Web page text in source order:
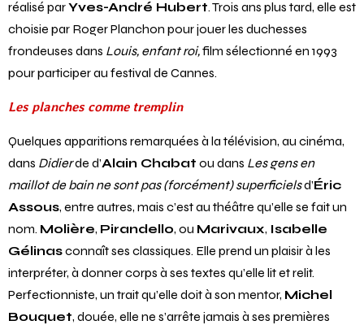
réalisé parYves-André Hubert. Trois ans plus tard, elle est
choisie par Roger Planchon pour jouer les duchesses
frondeuses dans Louis, enfant roi,film sélectionné en 1993
pour participer au festival de Cannes.
Les planches comme tremplin
Quelques apparitions remarquées à la télévision, au cinéma,
dans Didierde d’Alain Chabat ou dans Les gens en
maillot de bain ne sont pas (forcément) superficielsd’Éric
Assous, entre autres, mais c’est au théâtre qu’elle se fait un
nom. Molière, Pirandello, ou Marivaux, Isabelle
Gélinasconnaît ses classiques. Elle prend un plaisir à les
interpréter, à donner corps à ses textes qu’elle lit et relit.
Perfectionniste, un trait qu’elle doit à son mentor, Michel
Bouquet, douée, elle ne s’arrête jamais à ses premières